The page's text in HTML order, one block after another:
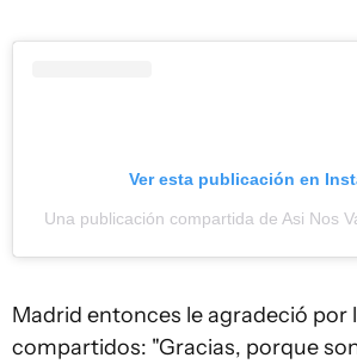
Ver esta publicación en
Una publicación compartida de Asi Nos
Madrid entonces le agradeció por
compartidos: "Gracias, porque